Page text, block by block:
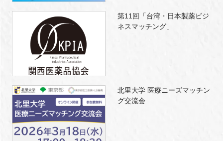
第11回「台湾・日本製薬ビジ
ネスマッチング」
北里大学 医療ニーズマッチン
グ交流会